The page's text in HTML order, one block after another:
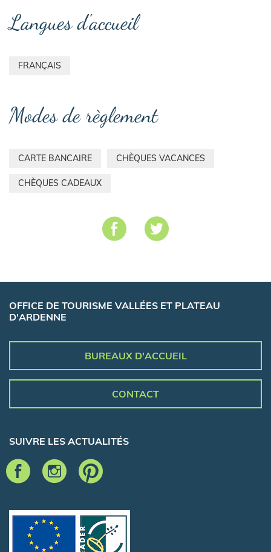
Langues d'accueil
FRANÇAIS
Modes de règlement
CARTE BANCAIRE CHÈQUES VACANCES
CHÈQUES CADEAUX
OFFICE DE TOURISME VALLÉES ET PLATEAU
D'ARDENNE
BUREAUX D'ACCUEIL
CONTACT
SUIVRE LES ACTUALITÉS